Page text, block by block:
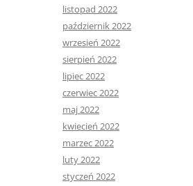
listopad 2022
październik 2022
wrzesień 2022
sierpień 2022
lipiec 2022
czerwiec 2022
maj 2022
kwiecień 2022
marzec 2022
luty 2022
styczeń 2022